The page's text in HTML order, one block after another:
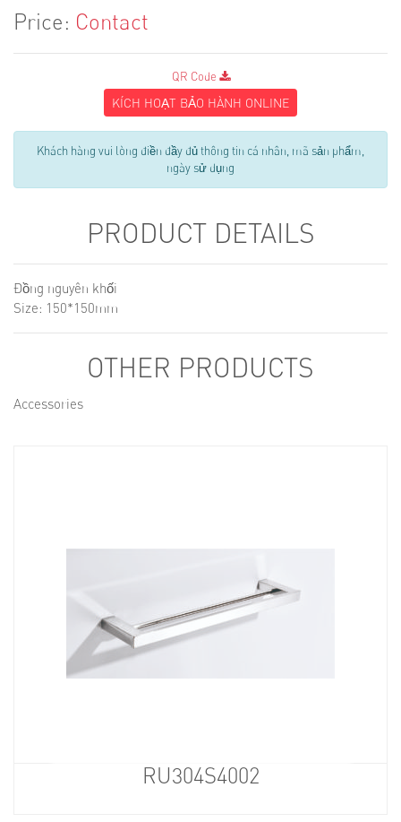
Price: Contact
QR Code
KÍCH HOẠT BẢO HÀNH ONLINE
Khách hàng vui lòng điền đầy đủ thông tin cá nhân, mã sản phẩm,
ngày sử dụng
PRODUCT DETAILS
Đồng nguyên khối
Size: 150*150mm
OTHER PRODUCTS
Accessories
RU304S4002